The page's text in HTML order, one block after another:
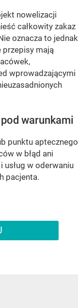
nowelizacji
całkowity zakaz
oznacza to jednak
przepisy mają
wprowadzającymi
warunkami
punktu aptecznego
w błąd ani
w oderwaniu
pacjenta.